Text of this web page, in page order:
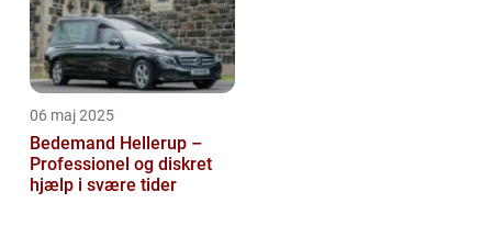
06 maj 2025
Bedemand Hellerup –
Professionel og diskret
hjælp i svære tider